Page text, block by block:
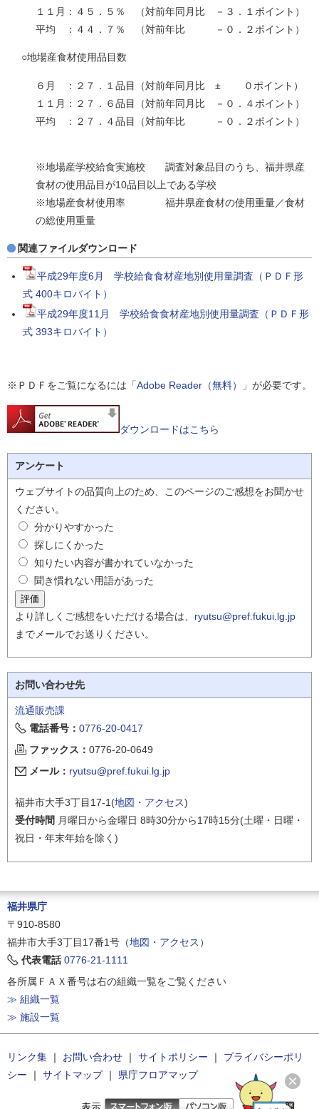
１１月：４５．５％ （対前年同月比 －３．１ポイント）
平均 ：４４．７％ （対前年比 －０．２ポイント）
○地場産食材使用品目数
６月 ：２７．１品目（対前年同月比 ± ０ポイント）
１１月：２７．６品目（対前年同月比 －０．４ポイント）
平均 ：２７．４品目（対前年比 －０．２ポイント）
※地場産学校給食実施校 調査対象品目のうち、福井県産
食材の使用品目が10品目以上である学校
※地場産食材使用率 福井県産食材の使用重量／食材
の総使用重量
関連ファイルダウンロード
平成29年度6月 学校給食食材産地別使用量調査（ＰＤＦ形
式 400キロバイト）
平成29年度11月 学校給食食材産地別使用量調査（ＰＤＦ形
式 393キロバイト）
※ＰＤＦをご覧になるには「Adobe Reader（無料） 」が必要です。
ダウンロードはこちら
アンケート
ウェブサイトの品質向上のため、このページのご感想をお聞かせ
ください。
分かりやすかった
探しにくかった
知りたい内容が書かれていなかった
聞き慣れない用語があった
より詳しくご感想をいただける場合は、 ryutsu@pref.fukui.lg.jp
までメールでお送りください。
お問い合わせ先
流通販売課
電話番号： 0776-20-0417
ファックス： 0776-20-0649
メール： ryutsu@pref.fukui.lg.jp
福井市大手3丁目17-1(地図・アクセス)
受付時間 月曜日から金曜日 8時30分から17時15分(土曜・日曜・
祝日・年末年始を除く)
福井県庁
〒910-8580
福井市大手3丁目17番1号（地図・アクセス ）
代表電話 0776-21-1111
各所属ＦＡＸ番号は右の組織一覧をご覧ください
≫ 組織一覧
≫ 施設一覧
リンク集 ｜ お問い合わせ ｜ サイトポリシー ｜
プライバシーポリ
シー ｜ サイトマップ｜ 県庁フロアマップ